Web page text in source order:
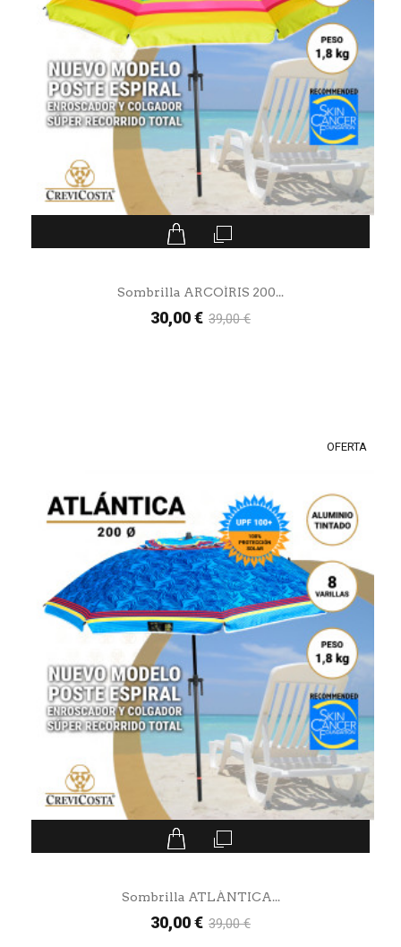
Sombrilla ARCOÍRIS 200...
30,00 € 39,00 €
OFERTA
Sombrilla ATLÁNTICA...
30,00 € 39,00 €